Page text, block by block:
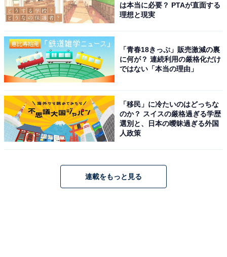
は本当に必要？ PTAが直面する
理想と現実
「青春18きっぷ」販売激減の裏
に何が？ 連続利用の厳格化だけ
ではない「本当の理由」
「移民」に冷たいのはどっちな
のか？ スイスの厳格過ぎる学歴
選別と、日本の曖昧過ぎる外国
人政策
連載をもっと見る